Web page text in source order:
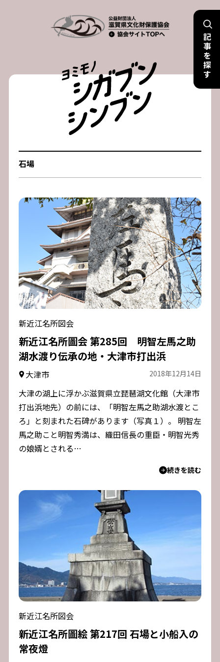
記
事
を
探
す
石場
新近江名所図会
新近江名所圖会 第285回 明智左馬之助
湖水渡り伝承の地・大津市打出浜
大津市 2018年12月14日
大津の湖上に浮かぶ滋賀県立琵琶湖文化館（大津市
打出浜地先）の前には、「明智左馬之助湖水渡とこ
ろ」と刻まれた石碑があります（写真１）。 明智左
馬之助こと明智秀満は、織田信長の重臣・明智光秀
の娘婿とされる…
続きを読む
新近江名所図会
新近江名所圖絵 第217回 石場と小船入の
常夜燈